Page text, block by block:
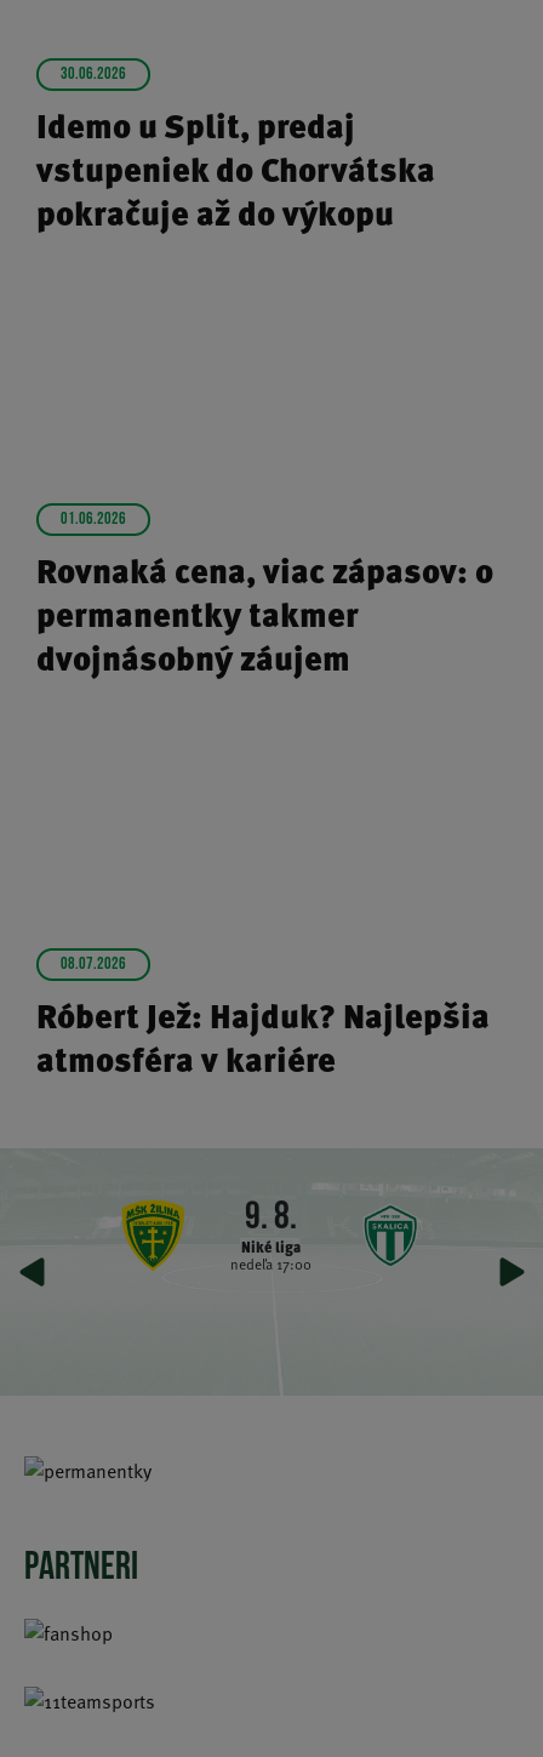
30.06.2026
Idemo u Split, predaj
vstupeniek do Chorvátska
pokračuje až do výkopu
01.06.2026
Rovnaká cena, viac zápasov: o
permanentky takmer
dvojnásobný záujem
08.07.2026
Róbert Jež: Hajduk? Najlepšia
atmosféra v kariére
9. 8.
Niké liga
nedeľa 17:00
PARTNERI